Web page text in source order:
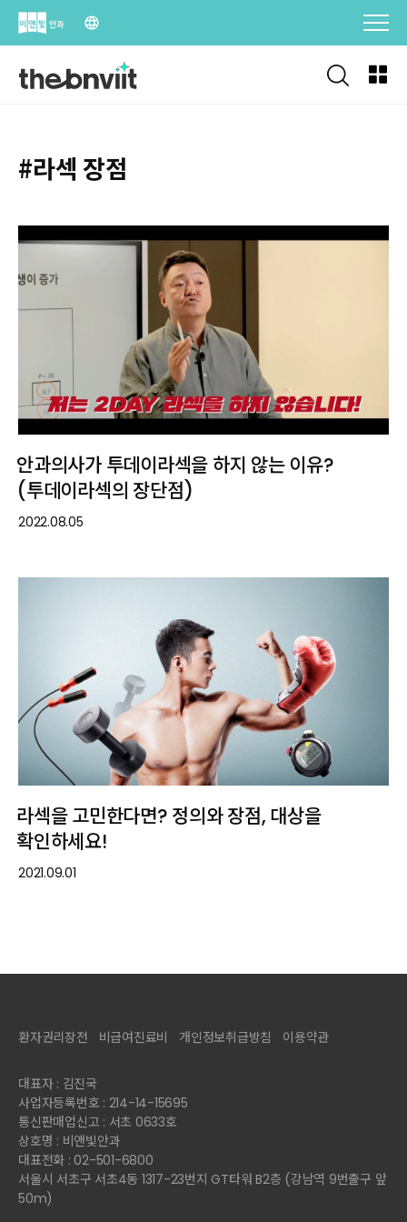
Skip
#라섹 장점
안과의사가 투데이라섹을 하지 않는 이유?
(투데이라섹의 장단점)
2022.08.05
라섹을 고민한다면? 정의와 장점, 대상을
확인하세요!
2021.09.01
환자권리장전 비급여진료비 개인정보취급방침 이용약관
대표자 : 김진국
사업자등록번호 : 214-14-15695
통신판매업신고 : 서초 0633호
상호명 : 비앤빛안과
대표전화 : 02-501-6800
서울시 서초구 서초4동 1317-23번지 GT타워 B2층 (강남역 9번출구 앞
50m)